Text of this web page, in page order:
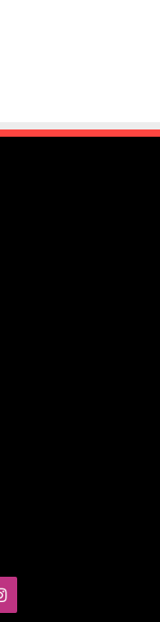
Instagram